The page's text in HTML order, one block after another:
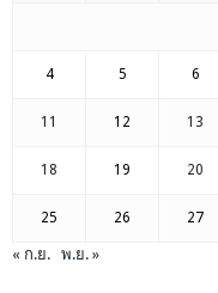
4 5 6
11 12 13
18 19 20
25 26 27
« ก.ย. พ.ย. »